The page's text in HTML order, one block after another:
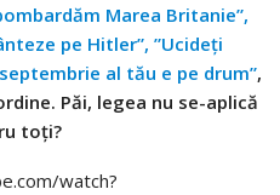
Marea Britanie”,
pe Hitler”, ”Ucideţi
al tău e pe drum”,
Păi, legea nu se-aplică
toţi?
watch?